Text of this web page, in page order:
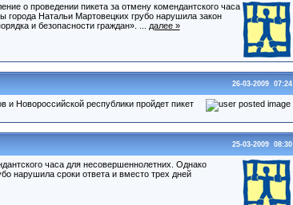
о проведении пикета за отмену комендантского часа
города Натальи Мартовецких грубо нарушила закон
и безопасности граждан». ...
далее »
26-03-2009 07:24
и Новороссийской республики пройдет пикет
25-03-2009 08:30
часа для несовершеннолетних. Однако
нарушила сроки ответа и вместо трех дней